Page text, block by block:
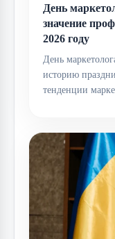
День
значение
2026 году
День
историю
тенденции